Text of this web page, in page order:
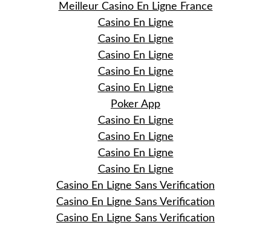
Meilleur Casino En Ligne France
Casino En Ligne
Casino En Ligne
Casino En Ligne
Casino En Ligne
Casino En Ligne
Poker App
Casino En Ligne
Casino En Ligne
Casino En Ligne
Casino En Ligne
Casino En Ligne Sans Verification
Casino En Ligne Sans Verification
Casino En Ligne Sans Verification